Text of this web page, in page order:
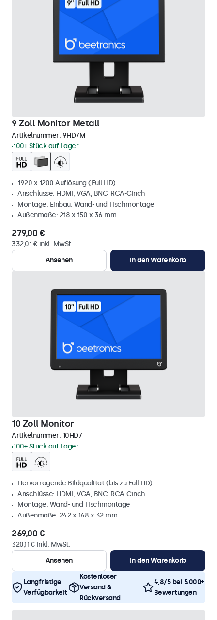
9 Zoll Monitor Metall
Artikelnummer: 9HD7M
100+ Stück auf Lager
1920 x 1200 Auflösung (Full HD)
Anschlüsse: HDMI, VGA, BNC, RCA-Cinch
Montage: Einbau, Wand- und Tischmontage
Außenmaße: 218 x 150 x 36 mm
279,00 €
332,01 € inkl. MwSt.
Ansehen
In den Warenkorb
10 Zoll Monitor
Artikelnummer: 10HD7
100+ Stück auf Lager
Hervorragende Bildqualität (bis zu Full HD)
Anschlüsse: HDMI, VGA, BNC, RCA-Cinch
Montage: Wand- und Tischmontage
Außenmaße: 242 x 168 x 32 mm
269,00 €
320,11 € inkl. MwSt.
Ansehen
In den Warenkorb
Langfristige
Verfügbarkeit
Kostenloser
Versand &
Rückversand
4,8/5 bei 5.000+
Bewertungen